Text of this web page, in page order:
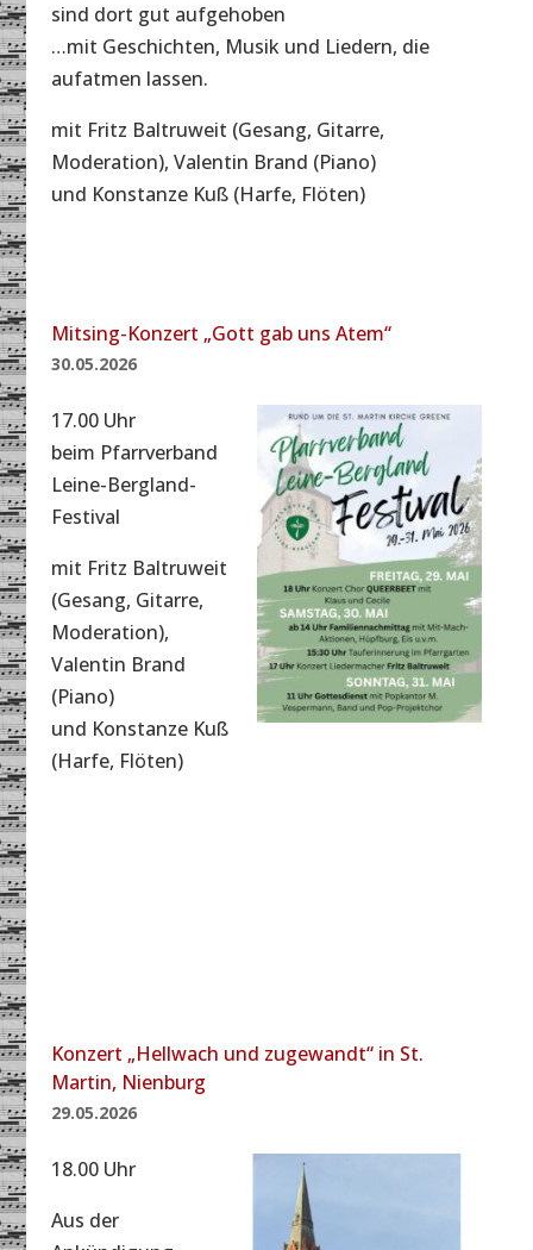
sind dort gut aufgehoben
…mit Geschichten, Musik und Liedern, die
aufatmen lassen.
mit Fritz Baltruweit (Gesang, Gitarre,
Moderation), Valentin Brand (Piano)
und Konstanze Kuß (Harfe, Flöten)
Mitsing-Konzert „Gott gab uns Atem“
30.05.2026
17.00 Uhr
beim Pfarrverband
Leine-Bergland-
Festival
mit Fritz Baltruweit
(Gesang, Gitarre,
Moderation),
Valentin Brand
(Piano)
und Konstanze Kuß
(Harfe, Flöten)
Konzert „Hellwach und zugewandt“ in St.
Martin, Nienburg
29.05.2026
18.00 Uhr
Aus der